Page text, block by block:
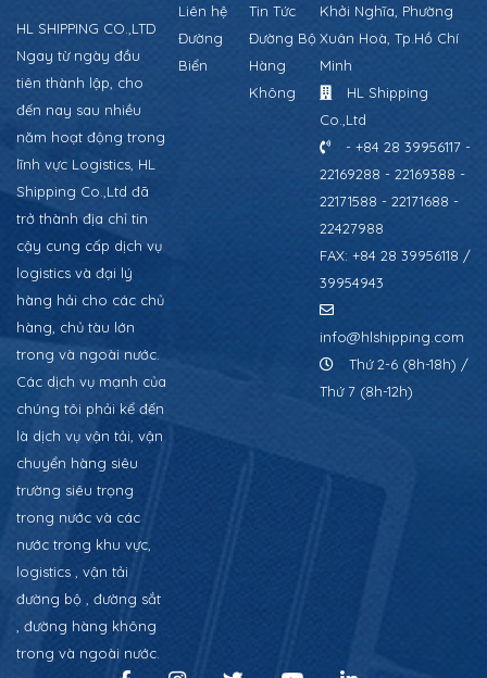
HL SHIPPING CO.,LTD
Ngay từ ngày đầu
tiên thành lập, cho
đến nay sau nhiều
năm hoạt động trong
lĩnh vực Logistics, HL
Shipping Co.,Ltd đã
trở thành địa chỉ tin
cậy cung cấp dịch vụ
logistics và đại lý
hàng hải cho các chủ
hàng, chủ tàu lớn
trong và ngoài nước.
Các dịch vụ mạnh của
chúng tôi phải kể đến
là dịch vụ vận tải, vận
chuyển hàng siêu
trường siêu trọng
trong nước và các
nước trong khu vực,
logistics , vận tải
đường bộ , đường sắt
, đường hàng không
trong và ngoài nước.
Liên hệ
Tin Tức
Đường
Biển
Đường Bộ
Hàng
Không
Khởi Nghĩa, Phường
Xuân Hoà, Tp.Hồ Chí
Minh
HL Shipping
Co.,Ltd
- +84 28 39956117 -
22169288 - 22169388 -
22171588 - 22171688 -
22427988
FAX: +84 28 39956118 /
39954943
info@hlshipping.com
Thứ 2-6 (8h-18h) /
Thứ 7 (8h-12h)